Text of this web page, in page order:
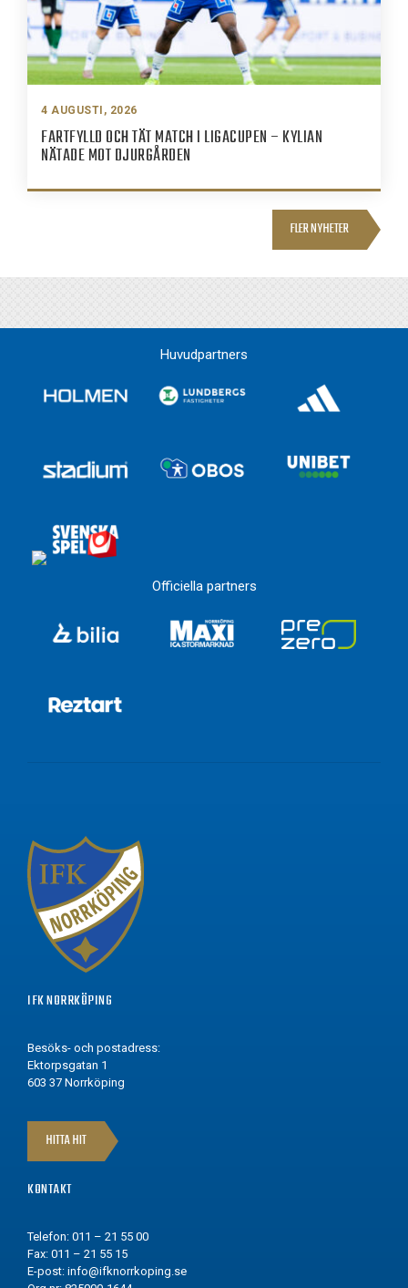
4 AUGUSTI, 2026
FARTFYLLD OCH TÄT MATCH I LIGACUPEN – KYLIAN
NÄTADE MOT DJURGÅRDEN
FLER NYHETER
Huvudpartners
Officiella partners
IFK NORRKÖPING
Besöks- och postadress:
Ektorpsgatan 1
603 37 Norrköping
HITTA HIT
KONTAKT
Telefon: 011 – 21 55 00
Fax: 011 – 21 55 15
E-post: info@ifknorrkoping.se